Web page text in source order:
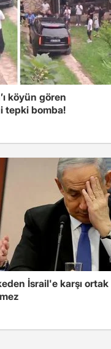
köyün gören
tepki bomba!
İsrail'e karşı ortak